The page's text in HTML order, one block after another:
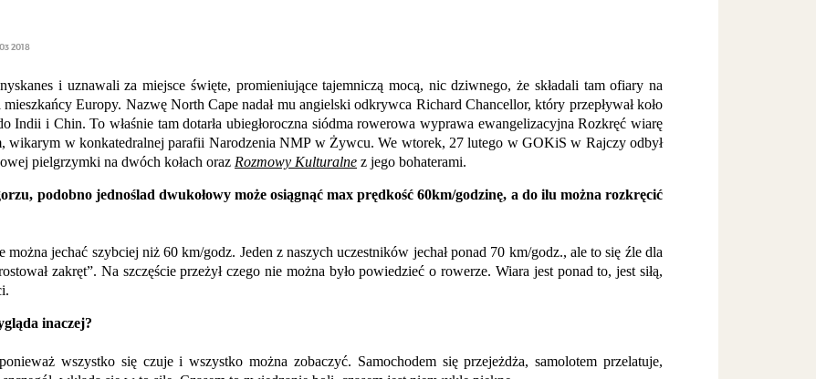
2018
i uznawali za miejsce święte, promieniujące tajemniczą mocą, nic dziwnego, że składali tam ofiary na
Europy. Nazwę North Cape nadał mu angielski odkrywca Richard Chancellor, który przepływał koło
Indii i Chin. To właśnie tam dotarła ubiegłoroczna siódma rowerowa wyprawa ewangelizacyjna Rozkręć wiarę
wikarym w konkatedralnej parafii Narodzenia NMP w Żywcu. We wtorek, 27 lutego w GOKiS w Rajczy odbył
pielgrzymki na dwóch kołach oraz Rozmowy Kulturalne z jego bohaterami.
podobno jednoślad dwukołowy może osiągnąć max prędkość 60km/godzinę, a do ilu można rozkręcić
jechać szybciej niż 60 km/godz. Jeden z naszych uczestników jechał ponad 70 km/godz., ale to się źle dla
zakręt”. Na szczęście przeżył czego nie można było powiedzieć o rowerze. Wiara jest ponad to, jest siłą,
inaczej?
wszystko się czuje i wszystko można zobaczyć. Samochodem się przejeżdża, samolotem przelatuje,